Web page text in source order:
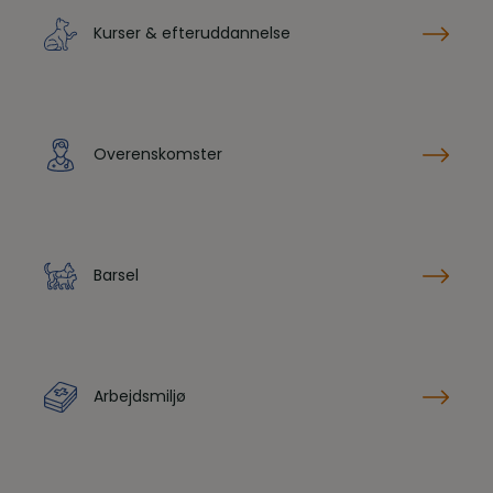
Kurser & efteruddannelse
Overenskomster
Barsel
Arbejdsmiljø